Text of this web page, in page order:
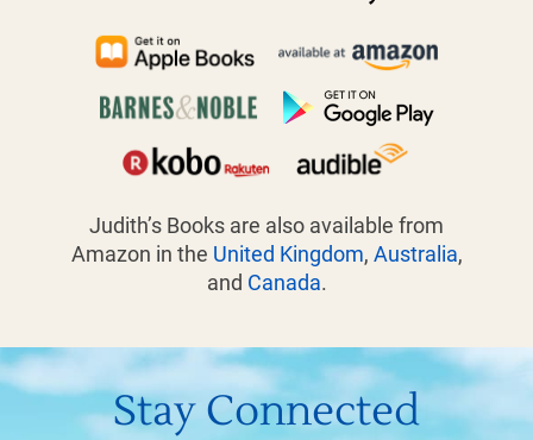
Judith’s Books are also available from
Amazon in the United Kingdom, Australia,
and Canada.
Stay Connected